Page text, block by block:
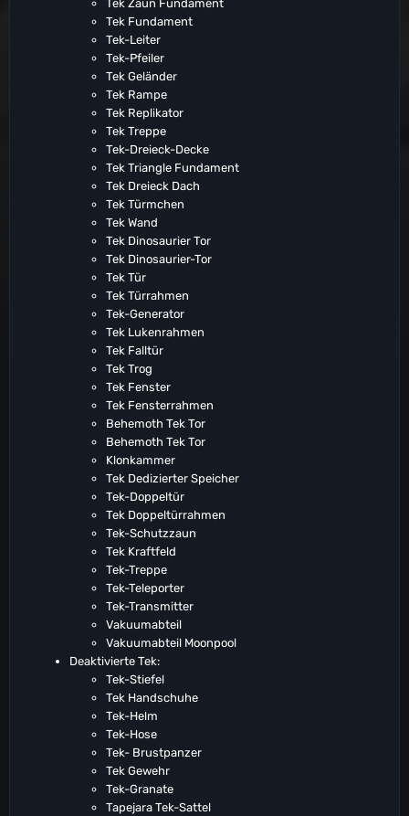
Tek Zaun Fundament
Tek Fundament
Tek-Leiter
Tek-Pfeiler
Tek Geländer
Tek Rampe
Tek Replikator
Tek Treppe
Tek-Dreieck-Decke
Tek Triangle Fundament
Tek Dreieck Dach
Tek Türmchen
Tek Wand
Tek Dinosaurier Tor
Tek Dinosaurier-Tor
Tek Tür
Tek Türrahmen
Tek-Generator
Tek Lukenrahmen
Tek Falltür
Tek Trog
Tek Fenster
Tek Fensterrahmen
Behemoth Tek Tor
Behemoth Tek Tor
Klonkammer
Tek Dedizierter Speicher
Tek-Doppeltür
Tek Doppeltürrahmen
Tek-Schutzzaun
Tek Kraftfeld
Tek-Treppe
Tek-Teleporter
Tek-Transmitter
Vakuumabteil
Vakuumabteil Moonpool
Deaktivierte Tek:
Tek-Stiefel
Tek Handschuhe
Tek-Helm
Tek-Hose
Tek- Brustpanzer
Tek Gewehr
Tek-Granate
Tapejara Tek-Sattel